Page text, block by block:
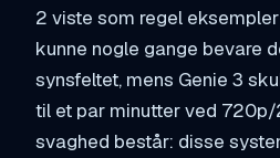
2 viste som regel
kunne nogle gange bevare
synsfeltet, mens Genie 3
til et par minutter ved
svaghed består: disse